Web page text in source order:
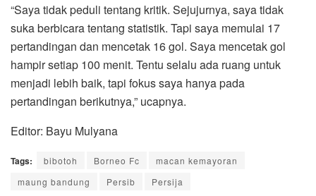
“Saya tidak peduli tentang kritik. Sejujurnya, saya tidak
suka berbicara tentang statistik. Tapi saya memulai 17
pertandingan dan mencetak 16 gol. Saya mencetak gol
hampir setiap 100 menit. Tentu selalu ada ruang untuk
menjadi lebih baik, tapi fokus saya hanya pada
pertandingan berikutnya,” ucapnya.
Editor: Bayu Mulyana
Tags: bibotoh Borneo Fc
macan kemayoran
maung bandung
Persib Persija